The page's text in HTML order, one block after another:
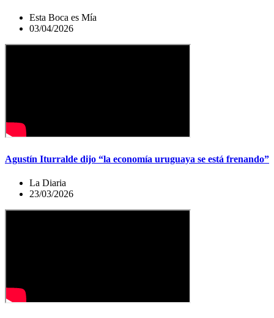
Esta Boca es Mía
03/04/2026
Agustín Iturralde dijo “la economía uruguaya se está frenando”
La Diaria
23/03/2026